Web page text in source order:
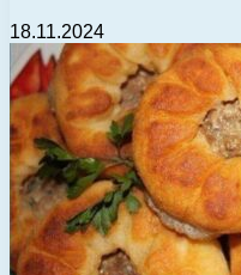
18.11.2024